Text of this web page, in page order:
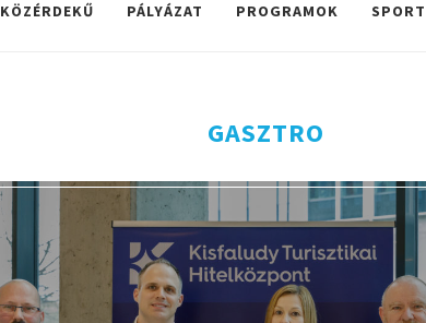
KÖZÉRDEKŰ PÁLYÁZAT PROGRAMOK SPORT
GASZTRO